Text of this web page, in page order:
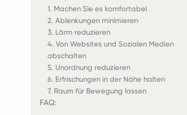
1. Machen Sie es komfortabel
2. Ablenkungen minimieren
3. Lärm reduzieren
4. Von Websites und Sozialen Medien
abschalten
5. Unordnung reduzieren
6. Erfrischungen in der Nähe halten
7. Raum für Bewegung lassen
FAQ: